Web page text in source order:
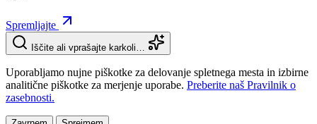
Spremljajte
Iščite ali vprašajte karkoli…
Uporabljamo nujne piškotke za delovanje spletnega mesta in izbirne
analitične piškotke za merjenje uporabe. Preberite naš Pravilnik o
zasebnosti.